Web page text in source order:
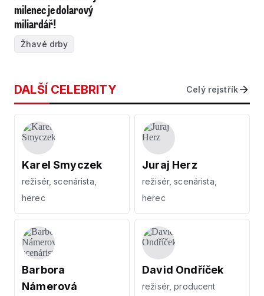
milenec je dolarový
miliardář!
Žhavé drby
DALŠÍ CELEBRITY Celý rejstřík
Karel Smyczek
režisér, scenárista,
herec
Juraj Herz
režisér, scenárista,
herec
Barbora
Námerová
David Ondříček
režisér, producent